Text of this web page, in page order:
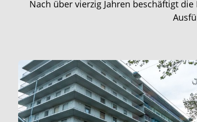
Nach über vierzig Jahren beschäftigt